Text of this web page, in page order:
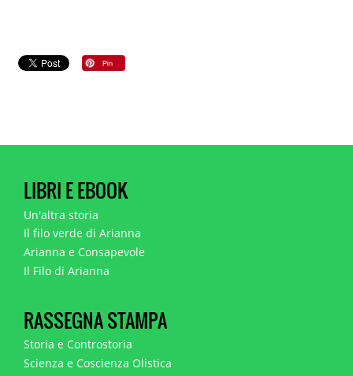
LIBRI E EBOOK
Un'altra storia
Il filo verde di Arianna
Arianna e Consapevole
Il Filo di Arianna
RASSEGNA STAMPA
Storia e Controstoria
Scienza e Coscienza Olistica